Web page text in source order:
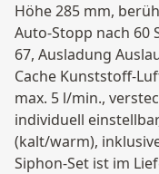
Höhe 285 mm,
Auto-Stopp nach 60
67, Ausladung
Cache Kunststoff-
max. 5 l/min.,
individuell
(kalt/warm),
Siphon-Set ist im